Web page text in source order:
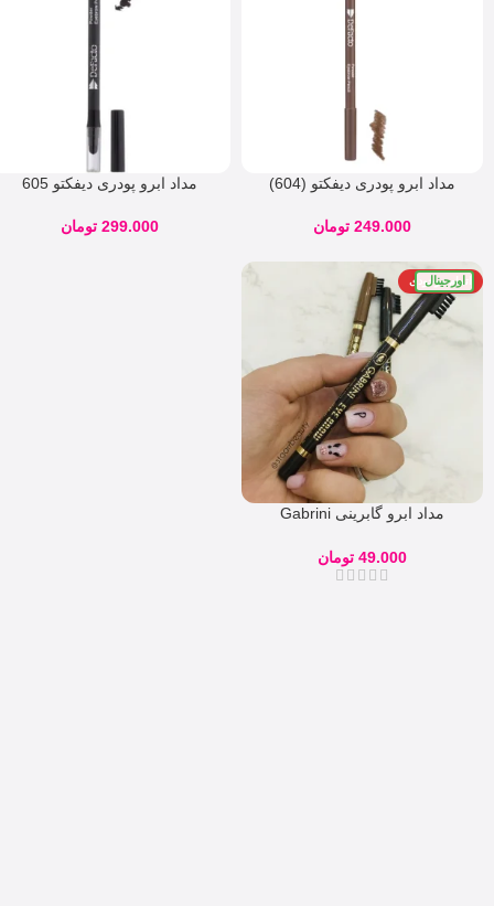
مداد ابرو پودری دیفکتو (604)
249.000 تومان
مداد ابرو پودری دیفکتو 605
299.000 تومان
اورجینال
اتمام موجودی
مداد ابرو گابرینی Gabrini
49.000 تومان